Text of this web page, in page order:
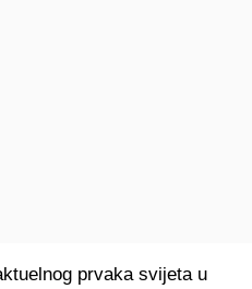
prvaka svijeta u